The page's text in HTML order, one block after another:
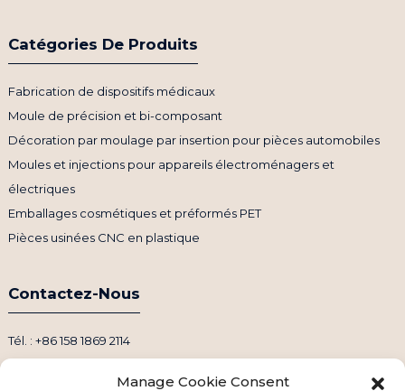
Catégories De Produits
Fabrication de dispositifs médicaux
Moule de précision et bi-composant
Décoration par moulage par insertion pour pièces automobiles
Moules et injections pour appareils électroménagers et
électriques
Emballages cosmétiques et préformés PET
Pièces usinées CNC en plastique
Contactez-Nous
Tél. : +86 158 1869 2114
Courriel : info@ansixtech.com
Manage Cookie Consent